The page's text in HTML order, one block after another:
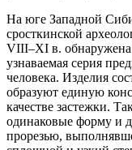
На юге Западной
сросткинской
VIII–XI в. обнаружена
узнаваемая серия
человека. Изделия
образуют единую
качестве застежки.
одинаковые форму и
прорезью,